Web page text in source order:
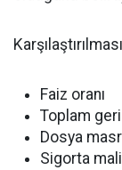
Faiz oranı
Toplam
Dosya
Sigorta